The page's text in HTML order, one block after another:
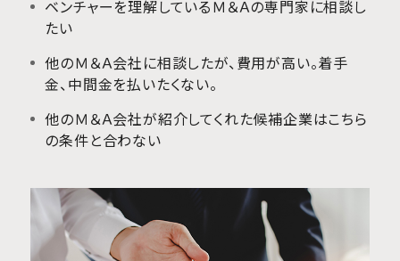
ベンチャーを理解しているＭ＆Ａの専門家に相談し
たい
他のＭ＆Ａ会社に相談したが、費用が高い。着手
金、中間金を払いたくない。
他のＭ＆Ａ会社が紹介してくれた候補企業はこちら
の条件と合わない